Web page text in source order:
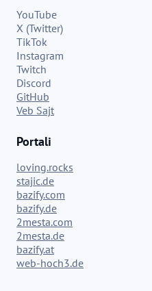
YouTube
X (Twitter)
TikTok
Instagram
Twitch
Discord
GitHub
Veb Sajt
Portali
loving.rocks
stajic.de
bazify.com
bazify.de
2mesta.com
2mesta.de
bazify.at
web-hoch3.de